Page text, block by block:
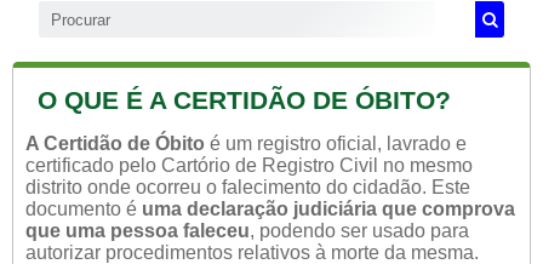
O QUE É A CERTIDÃO DE ÓBITO?
A Certidão de Óbito é um registro oficial, lavrado e
certificado pelo Cartório de Registro Civil no mesmo
distrito onde ocorreu o falecimento do cidadão. Este
documento é uma declaração judiciária que comprova
que uma pessoa faleceu, podendo ser usado para
autorizar procedimentos relativos à morte da mesma.